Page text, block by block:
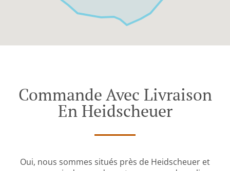
Commande Avec Livraison
En Heidscheuer
Oui, nous sommes situés près de Heidscheuer et